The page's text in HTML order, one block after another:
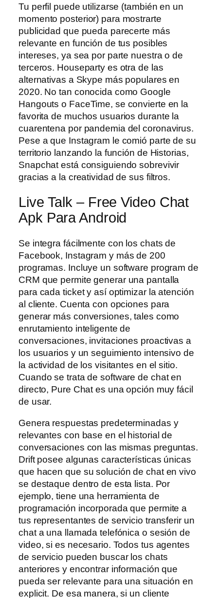
Tu perfil puede utilizarse (también en un
momento posterior) para mostrarte
publicidad que pueda parecerte más
relevante en función de tus posibles
intereses, ya sea por parte nuestra o de
terceros. Houseparty es otra de las
alternativas a Skype más populares en
2020. No tan conocida como Google
Hangouts o FaceTime, se convierte en la
favorita de muchos usuarios durante la
cuarentena por pandemia del coronavirus.
Pese a que Instagram le comió parte de su
territorio lanzando la función de Historias,
Snapchat está consiguiendo sobrevivir
gracias a la creatividad de sus filtros.
Live Talk – Free Video Chat
Apk Para Android
Se integra fácilmente con los chats de
Facebook, Instagram y más de 200
programas. Incluye un software program de
CRM que permite generar una pantalla
para cada ticket y así optimizar la atención
al cliente. Cuenta con opciones para
generar más conversiones, tales como
enrutamiento inteligente de
conversaciones, invitaciones proactivas a
los usuarios y un seguimiento intensivo de
la actividad de los visitantes en el sitio.
Cuando se trata de software de chat en
directo, Pure Chat es una opción muy fácil
de usar.
Genera respuestas predeterminadas y
relevantes con base en el historial de
conversaciones con las mismas preguntas.
Drift posee algunas características únicas
que hacen que su solución de chat en vivo
se destaque dentro de esta lista. Por
ejemplo, tiene una herramienta de
programación incorporada que permite a
tus representantes de servicio transferir un
chat a una llamada telefónica o sesión de
video, si es necesario. Todos tus agentes
de servicio pueden buscar los chats
anteriores y encontrar información que
pueda ser relevante para una situación en
explicit. De esa manera, si un cliente